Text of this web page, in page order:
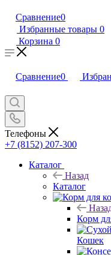
Сравнение0
Избранные товары 0
Корзина 0
Сравнение0
Телефоны
+7 (8152) 207-300
Каталог
Назад
Каталог
Корм
Кошек